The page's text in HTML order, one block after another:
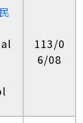
113/0
6/08